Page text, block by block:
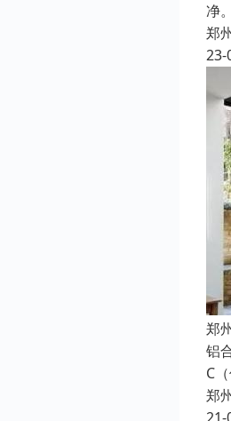
净
郑
23-
郑
铝
C
郑